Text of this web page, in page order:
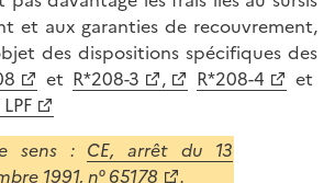
et aux garanties de recouvrement,
des dispositions spécifiques des
et R*208-3 , R*208-4
et
sens : CE, arrêt du 13
1991, n° 65178
.